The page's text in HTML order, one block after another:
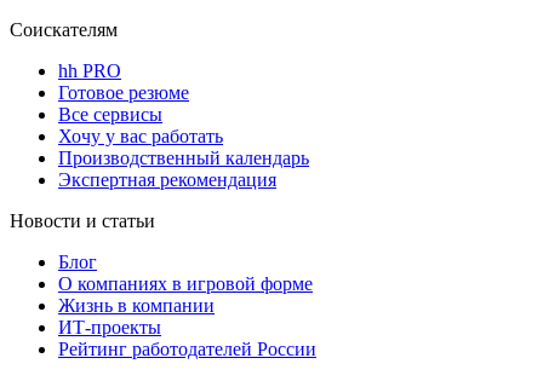
Соискателям
hh PRO
Готовое резюме
Все сервисы
Хочу у вас работать
Производственный календарь
Экспертная рекомендация
Новости и статьи
Блог
О компаниях в игровой форме
Жизнь в компании
ИТ-проекты
Рейтинг работодателей России